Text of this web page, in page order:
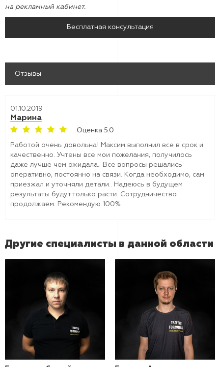
на рекламный кабинет.
Бесплатная консультация
Отзывы
01.10.2019
Марина
Оценка 5.0
Работой очень довольна! Максим выполнил все в срок и
качественно. Учтены все мои пожелания, получилось
даже лучше чем ожидала.. Все вопросы решались
оперативно, постоянно на связи. Когда необходимо, сам
приезжал и уточняли детали.. Надеюсь в будущем
результаты будут только расти. Сотрудничество
продолжаем. Рекомендую 100%
Другие специалисты в данной области